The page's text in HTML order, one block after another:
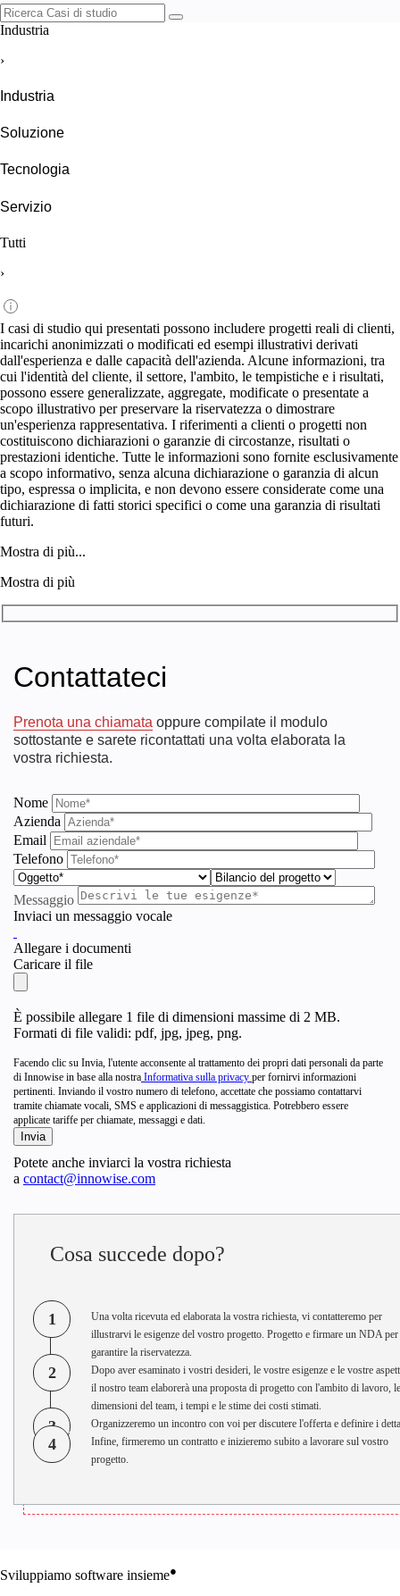
Industria
›
Industria
Soluzione
Tecnologia
Servizio
Tutti
›
I casi di studio qui presentati possono includere progetti reali di clienti,
incarichi anonimizzati o modificati ed esempi illustrativi derivati
dall'esperienza e dalle capacità dell'azienda. Alcune informazioni, tra
cui l'identità del cliente, il settore, l'ambito, le tempistiche e i risultati,
possono essere generalizzate, aggregate, modificate o presentate a
scopo illustrativo per preservare la riservatezza o dimostrare
un'esperienza rappresentativa. I riferimenti a clienti o progetti non
costituiscono dichiarazioni o garanzie di circostanze, risultati o
prestazioni identiche. Tutte le informazioni sono fornite esclusivamente
a scopo informativo, senza alcuna dichiarazione o garanzia di alcun
tipo, espressa o implicita, e non devono essere considerate come una
dichiarazione di fatti storici specifici o come una garanzia di risultati
futuri.
Mostra di più...
Mostra di più
Contattateci
Prenota una chiamata oppure compilate il modulo
sottostante e sarete ricontattati una volta elaborata la
vostra richiesta.
Nome
Azienda
Email
Telefono
Messaggio
Inviaci un messaggio vocale
Allegare i documenti
Caricare il file
È possibile allegare 1 file di dimensioni massime di 2 MB.
Formati di file validi: pdf, jpg, jpeg, png.
Facendo clic su Invia, l'utente acconsente al trattamento dei propri dati personali da parte
di Innowise in base alla nostra Informativa sulla privacy per fornirvi informazioni
pertinenti. Inviando il vostro numero di telefono, accettate che possiamo contattarvi
tramite chiamate vocali, SMS e applicazioni di messaggistica. Potrebbero essere
applicate tariffe per chiamate, messaggi e dati.
Potete anche inviarci la vostra richiesta
a contact@innowise.com
Cosa succede dopo?
1
Una volta ricevuta ed elaborata la vostra richiesta, vi contatteremo per
illustrarvi le esigenze del vostro progetto. Progetto e firmare un NDA per
garantire la riservatezza.
2
Dopo aver esaminato i vostri desideri, le vostre esigenze e le vostre
il nostro team elaborerà una proposta di progetto con l'ambito di lavoro, le
dimensioni del team, i tempi e le stime dei costi stimati.
3 Organizzeremo un incontro con voi per discutere l'offerta e definire i
4
Infine, firmeremo un contratto e inizieremo subito a lavorare sul vostro
progetto.
Sviluppiamo software insieme●